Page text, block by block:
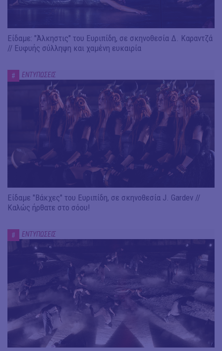
Είδαμε: "Άλκηστις" του Ευριπίδη, σε σκηνοθεσία Δ. Καραντζά
// Ευφυής σύλληψη και χαμένη ευκαιρία
# ΕΝΤΥΠΩΣΕΙΣ
Είδαμε "Βάκχες" του Ευριπίδη, σε σκηνοθεσία J. Gardev //
Καλώς ήρθατε στο σόου!
# ΕΝΤΥΠΩΣΕΙΣ